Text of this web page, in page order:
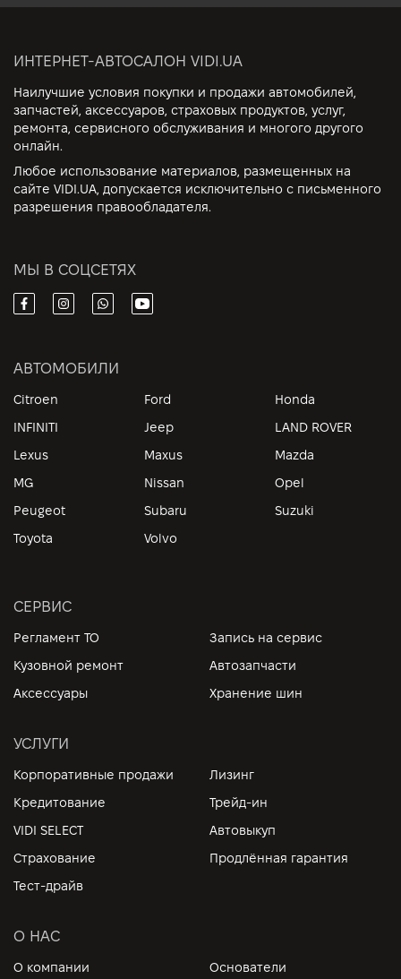
ИНТЕРНЕТ-АВТОСАЛОН VIDI.UA
Наилучшие условия покупки и продажи автомобилей,
запчастей, аксессуаров, страховых продуктов, услуг,
ремонта, сервисного обслуживания и многого другого
онлайн.
Любое использование материалов, размещенных на
сайте VIDI.UA, допускается исключительно с письменного
разрешения правообладателя.
МЫ В СОЦСЕТЯХ
АВТОМОБИЛИ
Citroen Ford
Honda
INFINITI
Jeep
LAND ROVER
Lexus
Maxus
Mazda
MG
Nissan
Opel
Peugeot
Subaru
Suzuki
Toyota
Volvo
СЕРВИС
Регламент ТО
Запись на сервис
Кузовной ремонт
Автозапчасти
Аксессуары
Хранение шин
УСЛУГИ
Корпоративные продажи
Лизинг
Кредитование
Трейд-ин
VIDI SELECT
Автовыкуп
Страхование
Продлённая гарантия
Тест-драйв
О НАС
О компании Основатели